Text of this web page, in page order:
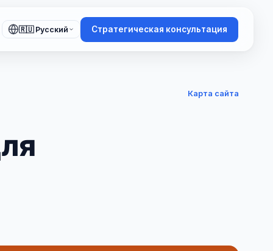
🇷🇺 Русский Стратегическая консультация
Карта сайта